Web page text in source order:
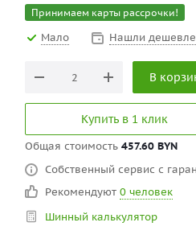
Принимаем карты рассрочки!
Мало Нашли
В
Купить в 1 клик
Общая стоимость 457.60 BYN
Собственный сервис с
Рекомендуют 0 человек
Шинный калькулятор